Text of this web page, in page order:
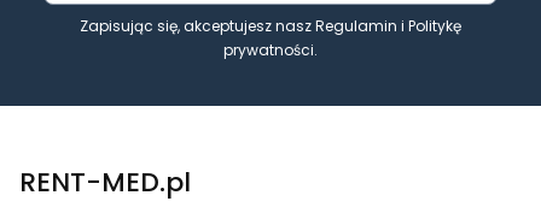
Zapisując się, akceptujesz naszRegulamin i Politykę
prywatności.
RENT-MED.pl